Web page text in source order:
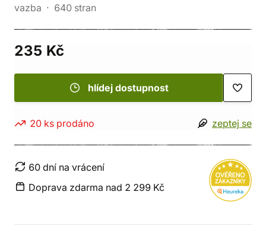
vazba
640 stran
235 Kč
hlídej dostupnost
20 ks prodáno zeptej se
60 dní na vrácení
Doprava zdarma nad 2 299 Kč